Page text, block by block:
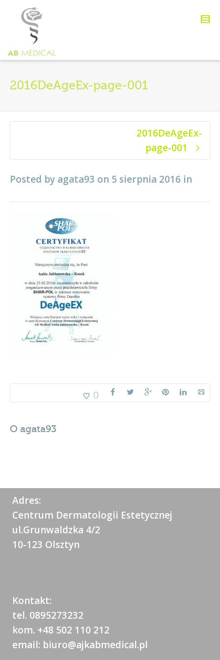
2016DeAgeEx-page-001
2016DeAgeEx-
page-001
Posted by agata93 on 5 sierpnia 2016 in
0
O agata93
Adres:
Centrum Dermatologii Estetycznej
ul.Grunwaldzka 4/2
10-123 Olsztyn
Kontakt:
tel. 0895273232
kom. +48 502 110 212
email: biuro@ajkabmedical.pl